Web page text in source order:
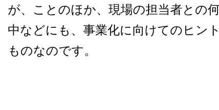
が、ことのほか、現場の担当者との
中などにも、事業化に向けてのヒン
ものなのです。